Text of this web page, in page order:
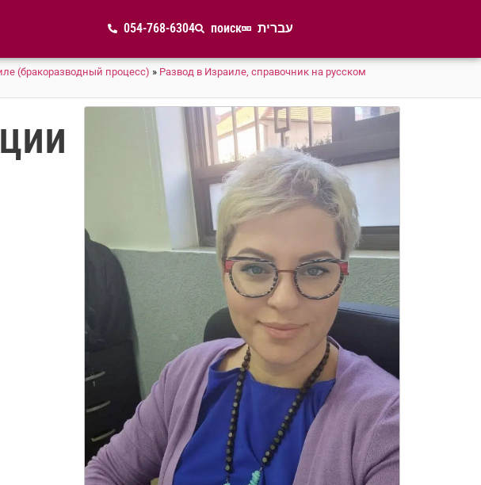
054-768-6304 поиск עברית
(бракоразводный процесс) » Развод в Израиле, справочник на русском